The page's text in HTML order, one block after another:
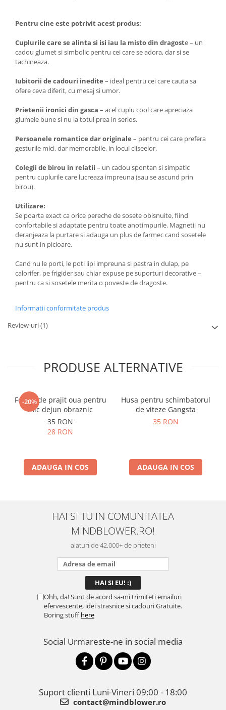
Pentru cine este potrivit acest produs:
Cuplurile care se alinta si isi iau la misto din dragoste – un
cadou glumet si simbolic pentru cei care se adora, dar si se
tachineaza.
Iubitorii de cadouri inedite – ideal pentru cei care cauta sa
ofere ceva diferit, cu mesaj si umor.
Prietenii ironici din gasca – acel cuplu cool care apreciaza
glumele bune si nu ia totul prea in serios.
Persoanele romantice dar originale – pentru cei care prefera
gesturile mici, dar memorabile, in locul cliseelor.
Colegii de birou in relatii – un cadou spontan si simpatic
pentru cuplurile care lucreaza impreuna (sau se ascund prin
birou).
Utilizare:
Se poarta exact ca orice pereche de sosete obisnuite, fiind
confortabile si adaptate pentru toate anotimpurile. Magnetii nu
deranjeaza la purtare si adauga un plus de farmec cand sosetele
nu sunt in picioare.
Cand nu le porti, le poti lipi impreuna si pastra in dulap, pe
calorifer, pe frigider sau chiar expuse pe suporturi decorative –
pentru ca si sosetele merita o poveste de dragoste.
Informatii conformitate produs
Review-uri(1)
PRODUSE ALTERNATIVE
-20%
Forma de prajit oua pentru
mic dejun obraznic
35 RON
28 RON
ADAUGA IN COS
Husa pentru schimbatorul
de viteze Gangsta
35 RON
ADAUGA IN COS
HAI SI TU IN COMUNITATEA
MINDBLOWER.RO!
alaturi de 42.000+ de prieteni
Ohh, da! Sunt de acord sa-mi trimiteti emailuri
efervescente, idei strasnice si cadouri Gratuite.
Boring stuffhere
Social Urmareste-ne in social media
Suport clienti Luni-Vineri 09:00 - 18:00
contact@mindblower.ro